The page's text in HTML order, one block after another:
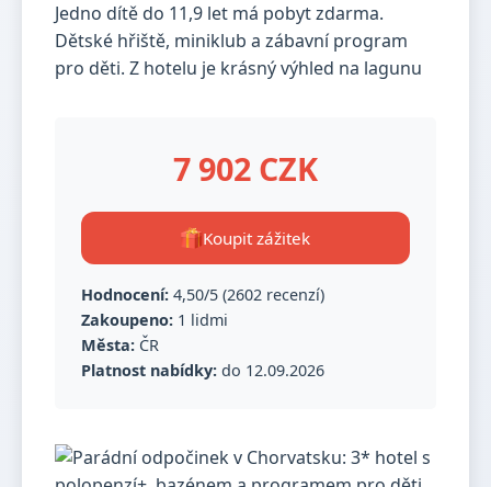
Jedno dítě do 11,9 let má pobyt zdarma.
Dětské hřiště, miniklub a zábavní program
pro děti. Z hotelu je krásný výhled na lagunu
7 902 CZK
Koupit zážitek
Hodnocení: 4,50/5 (2602 recenzí)
Zakoupeno: 1 lidmi
Města: ČR
Platnost nabídky: do 12.09.2026